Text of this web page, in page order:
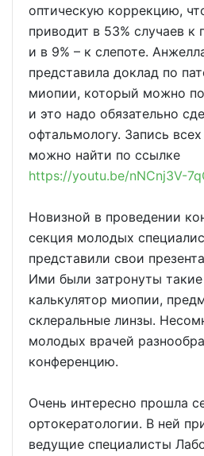
оптическую коррекцию,
приводит в 53% случаев к
и в 9% – к слепоте.
представила доклад по
миопии, который можно
и это надо обязательно
офтальмологу. Запись
можно найти по ссылке
https://youtu.be/nNCnj3V-
Новизной в проведении
секция молодых
представили свои
Ими были затронуты
калькулятор миопии,
склеральные линзы.
молодых врачей
конференцию.
Очень интересно прошла
ортокератологии. В ней
ведущие специалисты